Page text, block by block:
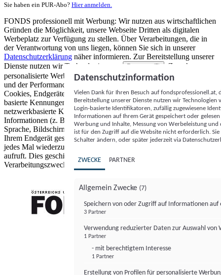
Sie haben ein PUR-Abo? Hier anmelden.
FONDS professionell mit Werbung: Wir nutzen aus wirtschaftlichen
Gründen die Möglichkeit, unsere Webseite Dritten als digitalen
Werbeplatz zur Verfügung zu stellen. Über Verarbeitungen, die in
der Verantwortung von uns liegen, können Sie sich in unserer
Datenschutzerklärung näher informieren. Zur Bereitstellung unserer
Dienste nutzen wir Technologien von
Partnern (5)
. Zwecke:
personalisierte Werbung und Inhalte, Messung von Werbeleistung
und der Performance von Inhalten sowie Zielgruppenforschung.
Cookies, Endgeräte- oder ähnliche Online-Kennungen (z. B. login-
basierte Kennungen, zufällig generierte Kennungen,
netzwerkbasierte Kennungen) können zusammen mit anderen
Informationen (z. B. Browsertyp und Browserinformationen,
Sprache, Bildschirmgröße, unterstützte Technologien usw.) auf
Ihrem Endgerät gespeichert oder von dort ausgelesen werden, um es
jedes Mal wiederzuerkennen, wenn es eine App oder einer Webseite
aufruft. Dies geschieht für einen oder mehrere der hier aufgeführten
Verarbeitungszwecke.
Datenschutzinformation
Vielen Dank für Ihren Besuch auf
Bereitstellung unserer Dienste nutzen wir Technologien
Login-basierte Identifikatoren, zufällig zugewiesene
Informationen auf Ihrem Gerät gespeichert oder
Werbung und Inhalte, Messung von Werbeleistung
ist für den Zugriff auf die Website nicht erforderlich.
Schalter ändern, oder später jederzeit via
ZWECKE PARTNER
Allgemein Zwecke (7)
Speichern von oder Zugriff auf Informationen auf
3 Partner
Verwendung reduzierter Daten zur Auswahl von
1 Partner
- mit berechtigtem Interesse
1 Partner
Erstellung von Profilen für personalisierte
FONDS professionell